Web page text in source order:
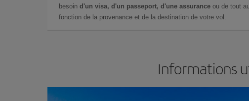
besoin d'un visa, d'un passeport, d'une assurance ou de tout
fonction de la provenance et de la destination de votre vol.
Informations